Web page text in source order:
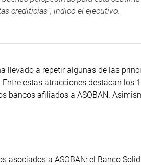
crediticias”, indicó el ejecutivo.
llevado a repetir algunas de las
estas atracciones destacan los
bancos afiliados a ASOBAN.
asociados a ASOBAN: el Banco